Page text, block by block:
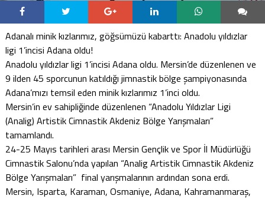
Adanalı minik kızlarımız, göğsümüzü kabarttı: Anadolu yıldızlar
ligi 1’incisi Adana oldu!
Anadolu yıldızlar ligi 1’incisi Adana oldu. Mersin’de düzenlenen ve
9 ilden 45 sporcunun katıldığı jimnastik bölge şampiyonasında
Adana’mızı temsil eden minik kızlarımız 1’inci oldu.
Mersin’in ev sahipliğinde düzenlenen “Anadolu Yıldızlar Ligi
(Analig) Artistik Cimnastik Akdeniz Bölge Yarışmaları”
tamamlandı.
24-25 Mayıs tarihleri arası Mersin Gençlik ve Spor İl Müdürlüğü
Cimnastik Salonu’nda yapılan “Analig Artistik Cimnastik Akdeniz
Bölge Yarışmaları” final yarışmalarının ardından sona erdi.
Mersin, Isparta, Karaman, Osmaniye, Adana, Kahramanmaraş,